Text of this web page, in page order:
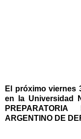
El próximo viernes
en la Universidad
ARGENTINO DE